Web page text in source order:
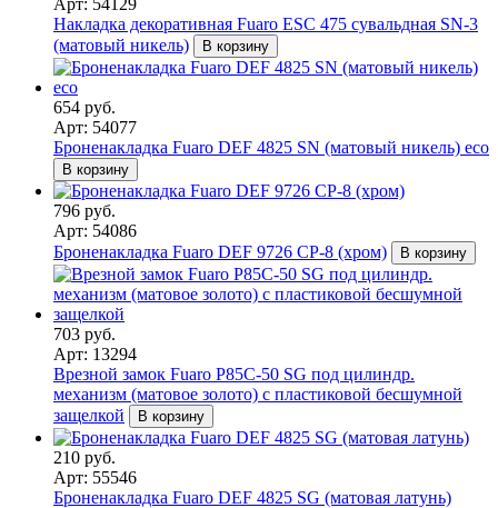
Арт: 54129
Накладка декоративная Fuaro ESC 475 сувальдная SN-3
(матовый никель)
В корзину
654 руб.
Арт: 54077
Броненакладка Fuaro DEF 4825 SN (матовый никель) eco
В корзину
796 руб.
Арт: 54086
Броненакладка Fuaro DEF 9726 CP-8 (хром)
В корзину
703 руб.
Арт: 13294
Врезной замок Fuaro P85C-50 SG под цилиндр.
механизм (матовое золото) с пластиковой бесшумной
защелкой
В корзину
210 руб.
Арт: 55546
Броненакладка Fuaro DEF 4825 SG (матовая латунь)